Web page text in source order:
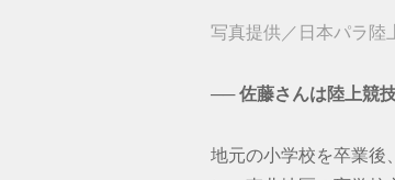
写真提供／日本パラ陸
── 佐藤さんは陸上競
地元の小学校を卒業後